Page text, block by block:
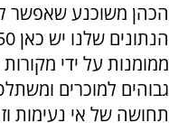
הכהן משוכנע שאפשר
ממומנות על ידי
גבוהים למוכרים
תחושה של אי נעימות